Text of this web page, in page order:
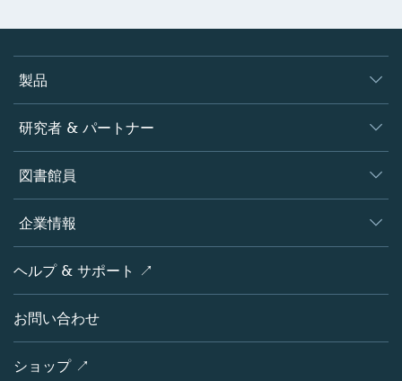
製品
ジャーナル
書籍
プラットフォーム
研究者 & パートナー
著者
編集者
オープンサイエンス
ポリシー
図書館員
概要
製品
ライセンス情報
ブログ
企業情報
会社概要
シュプリンガーネイチャーについて
採用情報
ヘルプ & サポート ↗
お問い合わせ
ショップ ↗